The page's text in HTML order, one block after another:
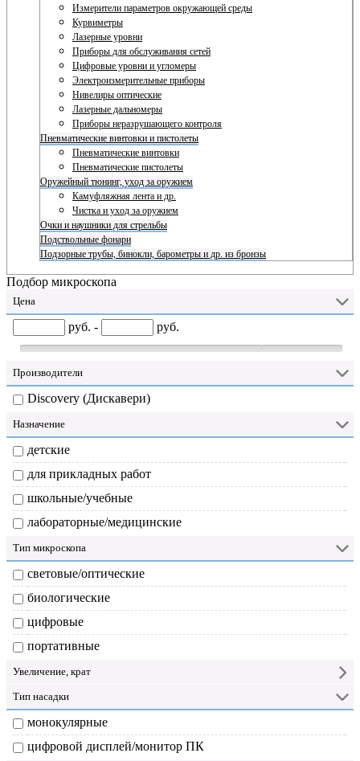
Измерители параметров окружающей среды
Курвиметры
Лазерные уровни
Приборы для обслуживания сетей
Цифровые уровни и угломеры
Электроизмерительные приборы
Нивелиры оптические
Лазерные дальномеры
Приборы неразрушающего контроля
Пневматические винтовки и пистолеты
Пневматические винтовки
Пневматические пистолеты
Оружейный тюнинг, уход за оружием
Камуфляжная лента и др.
Чистка и уход за оружием
Очки и наушники для стрельбы
Подствольные фонари
Подзорные трубы, бинокли, барометры и др. из бронзы
Подбор микроскопа
Цена
руб. - руб.
Производители
Discovery (Дискавери)
Назначение
детские
для прикладных работ
школьные/учебные
лабораторные/медицинские
Тип микроскопа
световые/оптические
биологические
цифровые
портативные
Увеличение, крат
Тип насадки
монокулярные
цифровой дисплей/монитор ПК